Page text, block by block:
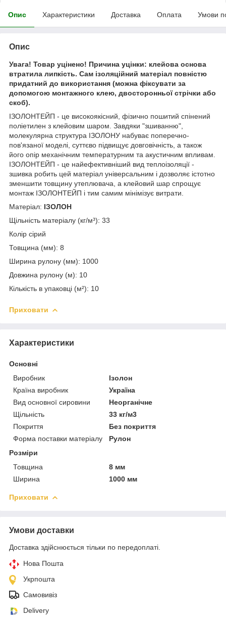
Опис Характеристики Доставка Оплата Умови
Опис
Увага! Товар уцінено! Причина уцінки: клейова основа
втратила липкість. Сам ізоляційний матеріал повністю
придатний до використання (можна фіксувати за
допомогою монтажного клею, двосторонньої стрічки або
скоб).
ІЗОЛОНТЕЙП - це високоякісний, фізично пошитий спінений
поліетилен з клейовим шаром. Завдяки "зшиванню",
молекулярна структура ІЗОЛОНУ набуває поперечно-
пов'язаної моделі, суттєво підвищує довговічність, а також
його опір механічним температурним та акустичним впливам.
ІЗОЛОНТЕЙП - це найефективніший вид теплоізоляції -
зшивка робить цей матеріал універсальним і дозволяє істотно
зменшити товщину утеплювача, а клейовий шар спрощує
монтаж ІЗОЛОНТЕЙП і тим самим мінімізує витрати.
Матеріал: ІЗОЛОН
Щільність матеріалу (кг/м³): 33
Колір сірий
Товщина (мм): 8
Ширина рулону (мм): 1000
Довжина рулону (м): 10
Кількість в упаковці (м²): 10
Приховати
Характеристики
Основні
Виробник
Ізолон
Країна виробник
Україна
Вид основної сировини
Неорганічне
Щільність
33 кг/м3
Покриття
Без покриття
Форма поставки матеріалу
Рулон
Розміри
Товщина
8 мм
Ширина
1000 мм
Приховати
Умови доставки
Доставка здійснюється тільки по передоплаті.
Нова Пошта
Укрпошта
Самовивіз
Delivery